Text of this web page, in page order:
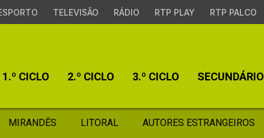
TELEVISÃO RÁDIO RTP PLAY RTP PALCO
1.º CICLO 2.º CICLO 3.º CICLO SECUNDÁRIO
MIRANDÊS LITORAL AUTORES ESTRANGEIROS